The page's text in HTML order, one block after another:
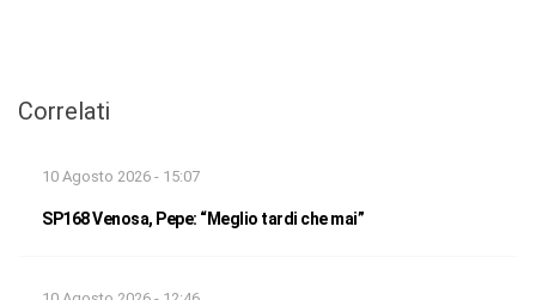
Correlati
10 Agosto 2026 - 15:07
SP168 Venosa, Pepe: “Meglio tardi che mai”